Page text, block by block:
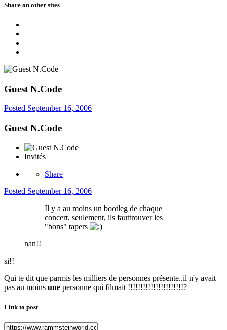
Share on other sites
Guest N.Code
Posted September 16, 2006
Guest N.Code
Invités
Share
Posted September 16, 2006
Il y a au moins un bootleg de chaque
concert, seulement, ils fauttrouver les
"bons" tapers
nan!!
si!!
Qui te dit que parmis les milliers de personnes présente..il n'y avait
pas au moins une personne qui filmait !!!!!!!!!!!!!!!!!!!!!!?
Link to post